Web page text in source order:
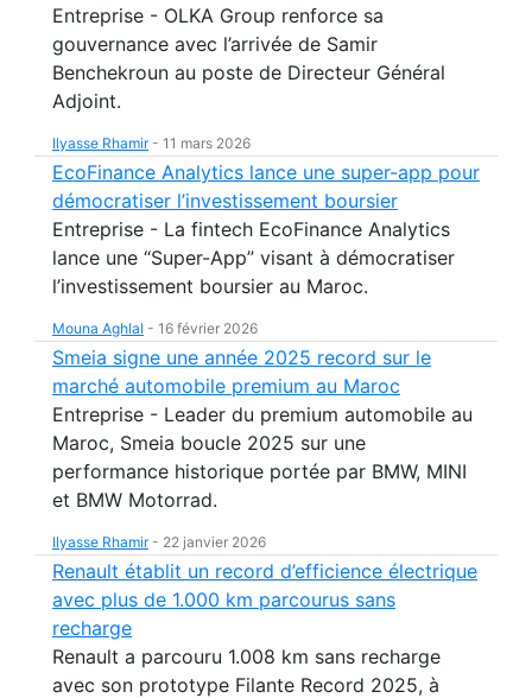
Entreprise - OLKA Group renforce sa
gouvernance avec l’arrivée de Samir
Benchekroun au poste de Directeur Général
Adjoint.
Ilyasse Rhamir- 11 mars 2026
EcoFinance Analytics lance une super-app pour
démocratiser l’investissement boursier
Entreprise - La fintech EcoFinance Analytics
lance une “Super-App” visant à démocratiser
l’investissement boursier au Maroc.
Mouna Aghlal - 16 février 2026
Smeia signe une année 2025 record sur le
marché automobile premium au Maroc
Entreprise - Leader du premium automobile au
Maroc, Smeia boucle 2025 sur une
performance historique portée par BMW, MINI
et BMW Motorrad.
Ilyasse Rhamir- 22 janvier 2026
Renault établit un record d’efficience électrique
avec plus de 1.000 km parcourus sans
recharge
Renault a parcouru 1.008 km sans recharge
avec son prototype Filante Record 2025, à